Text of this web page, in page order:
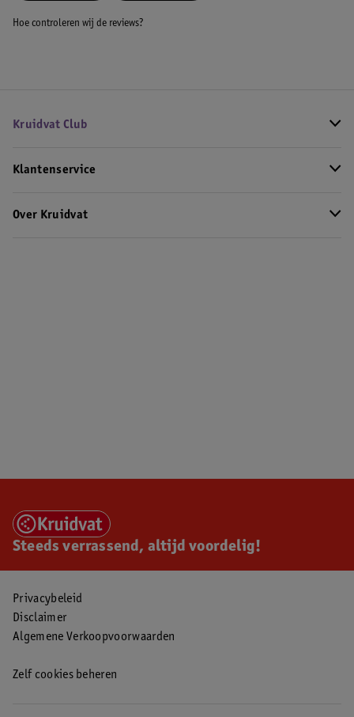
Hoe controleren wij de reviews?
Kruidvat Club
Klantenservice
Over Kruidvat
Steeds verrassend, altijd voordelig!
Privacybeleid
Disclaimer
Algemene Verkoopvoorwaarden
Zelf cookies beheren